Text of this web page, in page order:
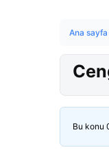
Ana sayfa
Bu konu